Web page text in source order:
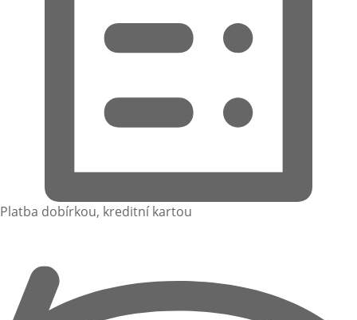
Platba dobírkou, kreditní kartou